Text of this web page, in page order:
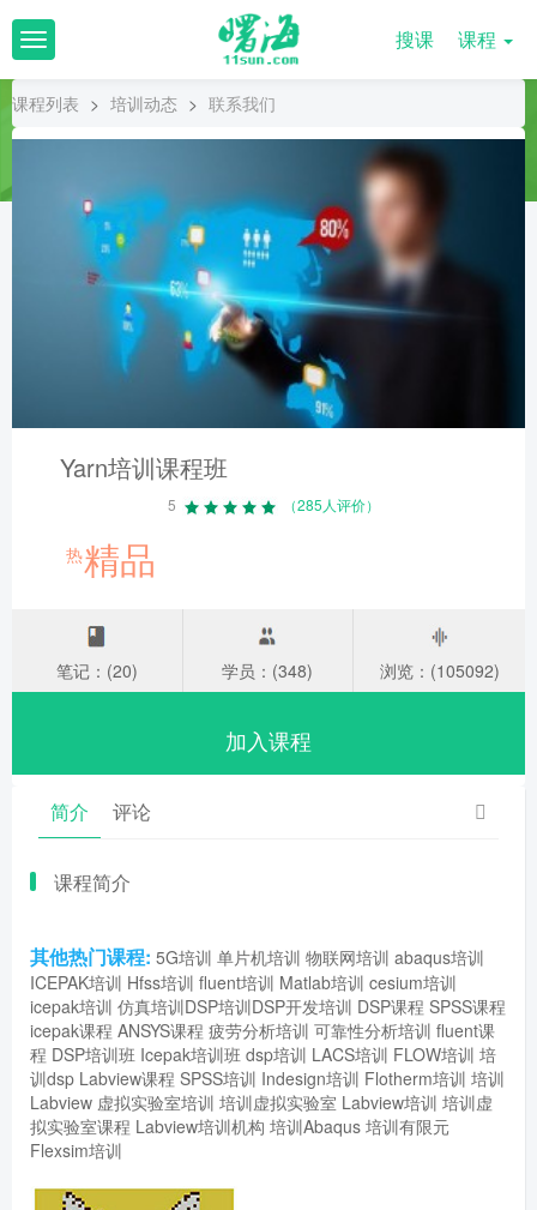
T
o
g
l
搜课 课程
课程列表 > 培训动态 > 联系我们
Yarn培训课程班
5 （285人评价）
热精品
笔记：(20) 学员：(348) 浏览：(105092)
加入课程
简介 评论
课程简介
其他热门课程: 5G培训 单片机培训 物联网培训 abaqus培训
ICEPAK培训 Hfss培训 fluent培训 Matlab培训 cesium培训
icepak培训 仿真培训DSP培训DSP开发培训 DSP课程 SPSS课程
icepak课程 ANSYS课程 疲劳分析培训 可靠性分析培训 fluent课
程 DSP培训班 Icepak培训班 dsp培训 LACS培训 FLOW培训 培
训dsp Labview课程 SPSS培训 Indesign培训 Flotherm培训 培训
Labview 虚拟实验室培训 培训虚拟实验室 Labview培训 培训虚
拟实验室课程 Labview培训机构 培训Abaqus 培训有限元
Flexsim培训